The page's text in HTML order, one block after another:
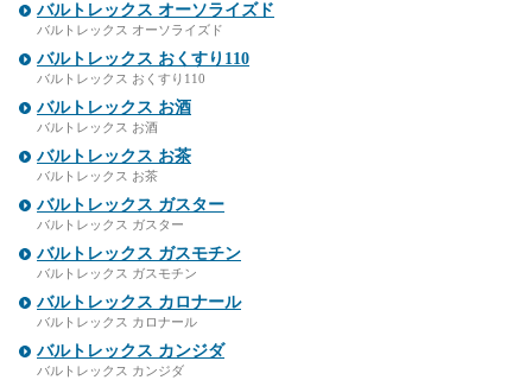
バルトレックス オーソライズド
バルトレックス オーソライズド
バルトレックス おくすり110
バルトレックス おくすり110
バルトレックス お酒
バルトレックス お酒
バルトレックス お茶
バルトレックス お茶
バルトレックス ガスター
バルトレックス ガスター
バルトレックス ガスモチン
バルトレックス ガスモチン
バルトレックス カロナール
バルトレックス カロナール
バルトレックス カンジダ
バルトレックス カンジダ